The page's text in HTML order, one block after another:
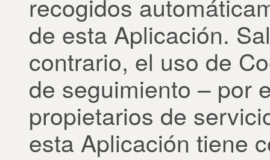
de esta Aplicación.
contrario, el uso de
de seguimiento – por
propietarios de
esta Aplicación tiene